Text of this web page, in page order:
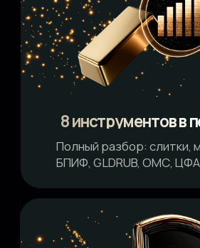
Прибыль на металлах
Защита от обесценения
Надежно сохраняйте свои сбережения
в главных мировых защитных активах